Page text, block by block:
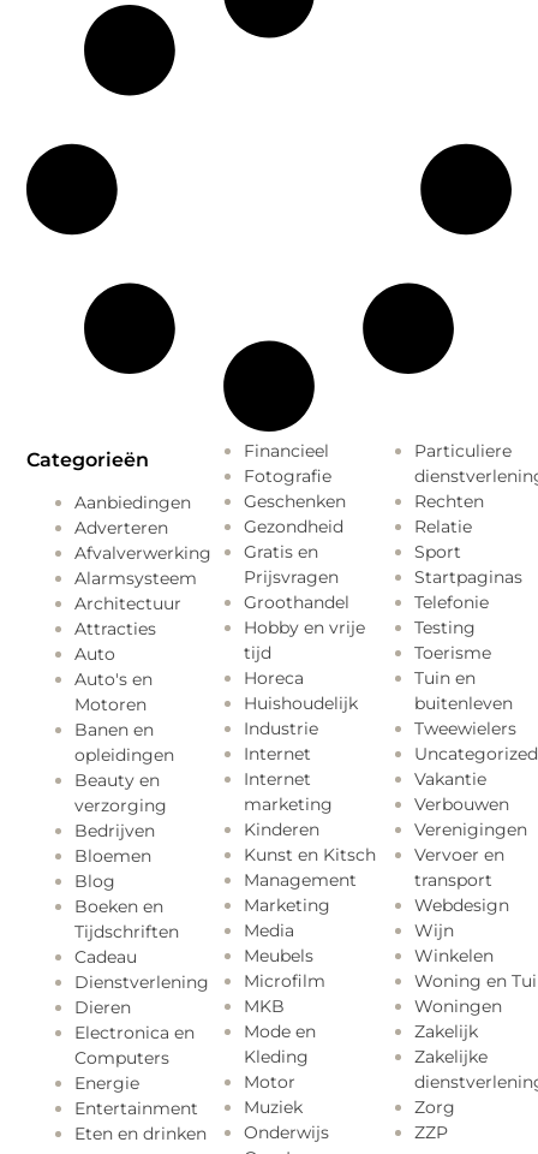
Categorieën
Aanbiedingen
Adverteren
Afvalverwerking
Alarmsysteem
Architectuur
Attracties
Auto
Auto's en
Motoren
Banen en
opleidingen
Beauty en
verzorging
Bedrijven
Bloemen
Blog
Boeken en
Tijdschriften
Cadeau
Dienstverlening
Dieren
Electronica en
Computers
Energie
Entertainment
Eten en drinken
Financieel
Fotografie
Geschenken
Gezondheid
Gratis en
Prijsvragen
Groothandel
Hobby en vrije
tijd
Horeca
Huishoudelijk
Industrie
Internet
Internet
marketing
Kinderen
Kunst en Kitsch
Management
Marketing
Media
Meubels
Microfilm
MKB
Mode en
Kleding
Motor
Muziek
Onderwijs
Particuliere
Rechten
Relatie
Sport
Startpaginas
Telefonie
Testing
Toerisme
Tuin en
buitenleven
Tweewielers
Uncategorized
Vakantie
Verbouwen
Verenigingen
Vervoer en
transport
Webdesign
Wijn
Winkelen
Woning en
Woningen
Zakelijk
Zakelijke
Zorg
ZZP